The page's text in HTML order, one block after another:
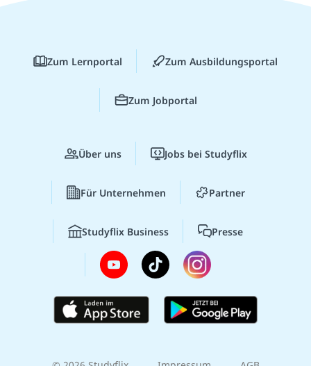
Zum Lernportal Zum Ausbildungsportal
Zum Jobportal
Über uns Jobs bei Studyflix
Für Unternehmen Partner
Studyflix Business Presse